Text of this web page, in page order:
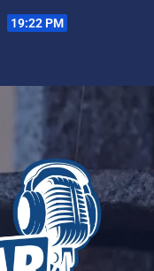
19:22 PM